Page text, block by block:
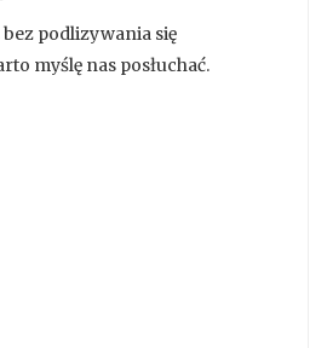
podlizywania się
myślę nas posłuchać.